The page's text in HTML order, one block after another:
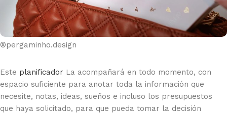
®pergaminho.design
Este planificador La acompañará en todo momento, con
espacio suficiente para anotar toda la información que
necesite, notas, ideas, sueños e incluso los presupuestos
que haya solicitado, para que pueda tomar la decisión